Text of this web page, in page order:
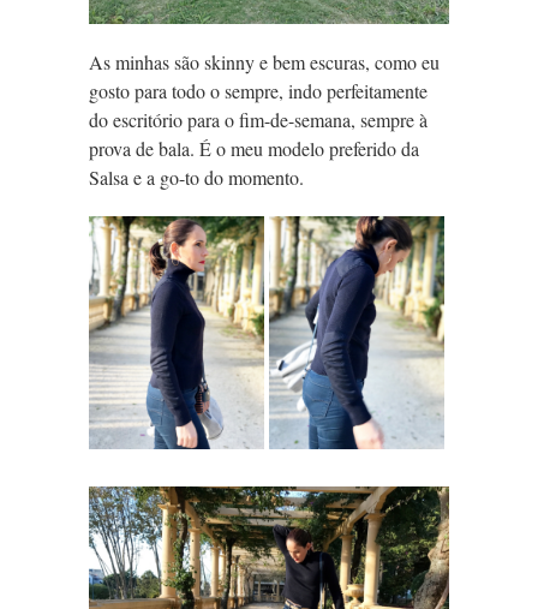
As minhas são skinny e bem escuras, como eu
gosto para todo o sempre, indo perfeitamente
do escritório para o fim-de-semana, sempre à
prova de bala. É o meu modelo preferido da
Salsa e a go-to do momento.